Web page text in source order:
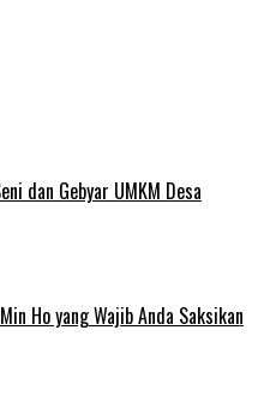
dan Gebyar UMKM Desa
Ho yang Wajib Anda Saksikan